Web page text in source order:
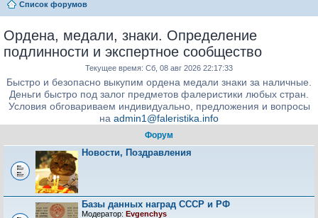
Список форумов
Ордена, медали, знаки. Определение
подлинности и экспертное сообщество
Текущее время: Сб, 08 авг 2026 22:17:33
Быстро и безопасно выкупим ордена медали знаки за наличные.
Деньги быстро под залог предметов фалеристики любых стран.
Условия обговариваем индивидуально, предложения и вопросы
на admin1@faleristika.info
Форум
Новости, Поздравления
Базы данных наград СССР и РФ
Модератор: Evgenchys